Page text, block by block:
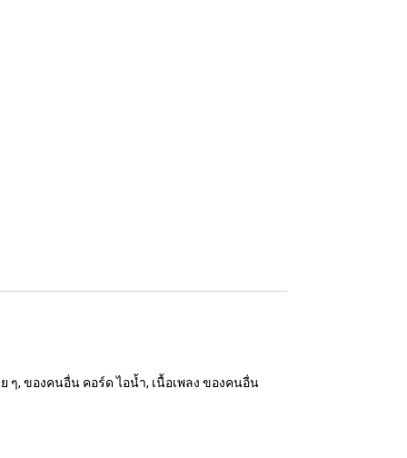
ๆ, ของคนอื่น คอร์ด ไอน้ำ, เนื้อเพลง ของคนอื่น